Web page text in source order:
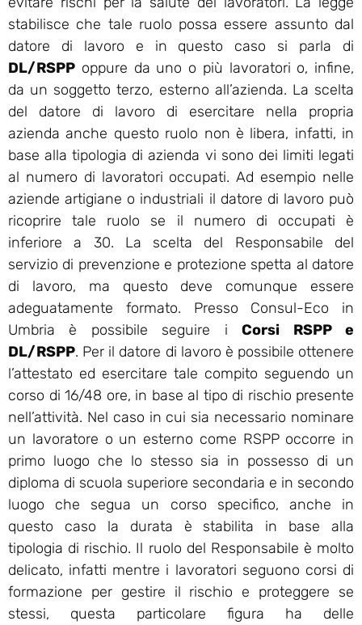
stabilisce che tale ruolo possa essere assunto dal
datore di lavoro e in questo caso si parla di
DL/RSPP oppure da uno o più lavoratori o, infine,
da un soggetto terzo, esterno all’azienda. La scelta
del datore di lavoro di esercitare nella propria
azienda anche questo ruolo non è libera, infatti, in
base alla tipologia di azienda vi sono dei limiti legati
al numero di lavoratori occupati. Ad esempio nelle
aziende artigiane o industriali il datore di lavoro può
ricoprire tale ruolo se il numero di occupati è
inferiore a 30. La scelta del Responsabile del
servizio di prevenzione e protezione spetta al datore
di lavoro, ma questo deve comunque essere
adeguatamente formato. Presso Consul-Eco in
Umbria è possibile seguire iCorsi RSPP e
DL/RSPP. Per il datore di lavoro è possibile ottenere
l’attestato ed esercitare tale compito seguendo un
corso di 16/48 ore, in base al tipo di rischio presente
nell’attività. Nel caso in cui sia necessario nominare
un lavoratore o un esterno come RSPP occorre in
primo luogo che lo stesso sia in possesso di un
diploma di scuola superiore secondaria e in secondo
luogo che segua un corso specifico, anche in
questo caso la durata è stabilita in base alla
tipologia di rischio. Il ruolo del Responsabile è molto
delicato, infatti mentre i lavoratori seguono corsi di
formazione per gestire il rischio e proteggere se
stessi, questa particolare figura ha delle